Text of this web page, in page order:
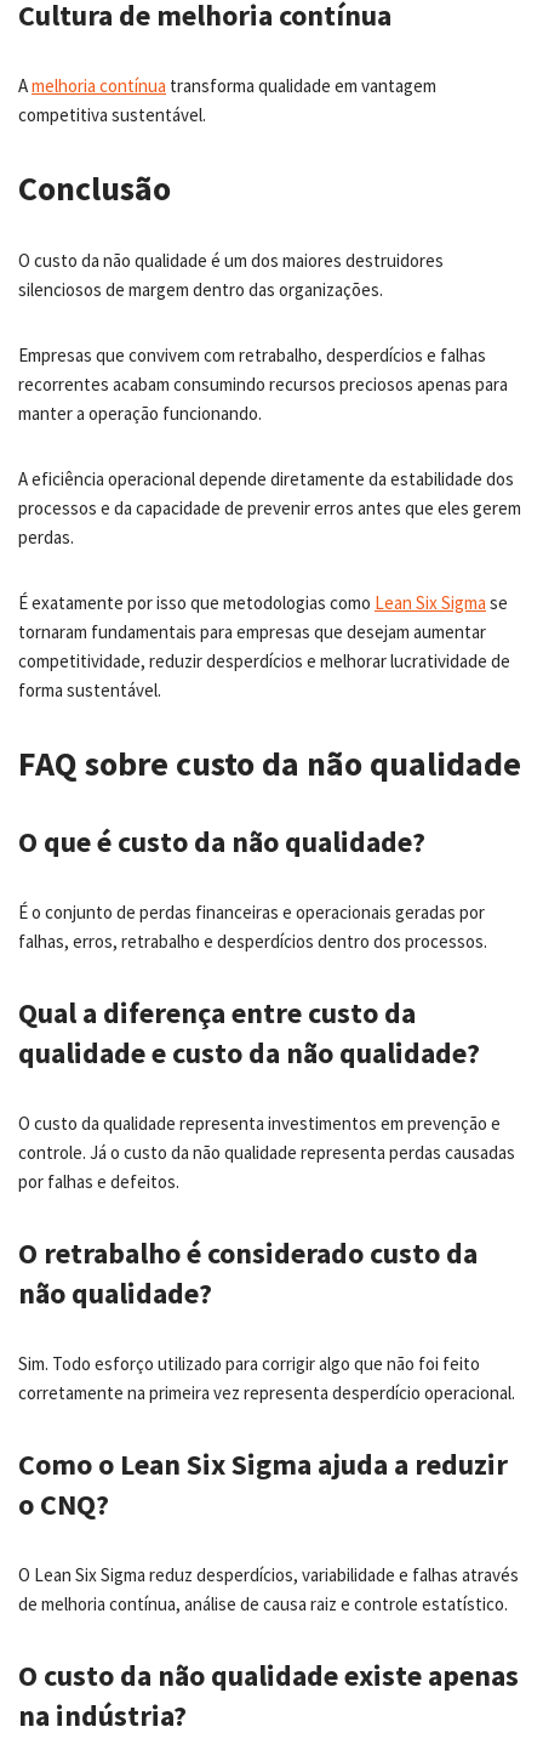
Cultura de melhoria contínua
Amelhoria contínua transforma qualidade em vantagem
competitiva sustentável.
Conclusão
O custo da não qualidade é um dos maiores destruidores
silenciosos de margem dentro das organizações.
Empresas que convivem com retrabalho, desperdícios e falhas
recorrentes acabam consumindo recursos preciosos apenas para
manter a operação funcionando.
A eficiência operacional depende diretamente da estabilidade dos
processos e da capacidade de prevenir erros antes que eles gerem
perdas.
É exatamente por isso que metodologias como Lean Six Sigma se
tornaram fundamentais para empresas que desejam aumentar
competitividade, reduzir desperdícios e melhorar lucratividade de
forma sustentável.
FAQ sobre custo da não qualidade
O que é custo da não qualidade?
É o conjunto de perdas financeiras e operacionais geradas por
falhas, erros, retrabalho e desperdícios dentro dos processos.
Qual a diferença entre custo da
qualidade e custo da não qualidade?
O custo da qualidade representa investimentos em prevenção e
controle. Já o custo da não qualidade representa perdas causadas
por falhas e defeitos.
O retrabalho é considerado custo da
não qualidade?
Sim. Todo esforço utilizado para corrigir algo que não foi feito
corretamente na primeira vez representa desperdício operacional.
Como o Lean Six Sigma ajuda a reduzir
o CNQ?
O Lean Six Sigma reduz desperdícios, variabilidade e falhas através
de melhoria contínua, análise de causa raiz e controle estatístico.
O custo da não qualidade existe apenas
na indústria?